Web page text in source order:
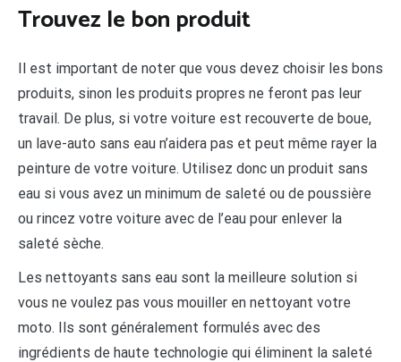
Trouvez le bon produit
Il est important de noter que vous devez choisir les bons
produits, sinon les produits propres ne feront pas leur
travail. De plus, si votre voiture est recouverte de boue,
un lave-auto sans eau n’aidera pas et peut même rayer la
peinture de votre voiture. Utilisez donc un produit sans
eau si vous avez un minimum de saleté ou de poussière
ou rincez votre voiture avec de l’eau pour enlever la
saleté sèche.
Les nettoyants sans eau sont la meilleure solution si
vous ne voulez pas vous mouiller en nettoyant votre
moto. Ils sont généralement formulés avec des
ingrédients de haute technologie qui éliminent la saleté